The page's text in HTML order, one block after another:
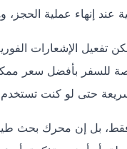
عند إنهاء عملية
تفعيل الإشعارات
للسفر بأفضل سعر
حتى لو كنت تستخدم
بل إن محرك بحث